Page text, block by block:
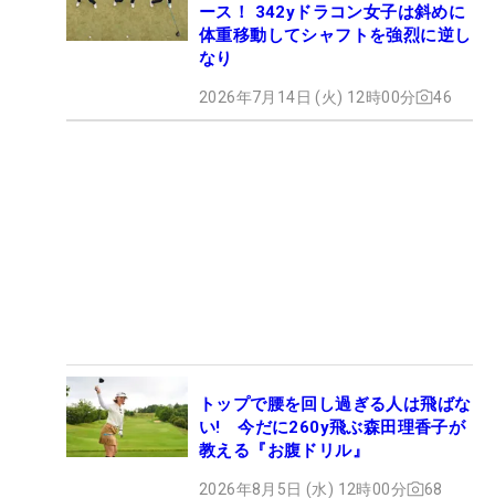
ース！ 342yドラコン女子は斜めに
体重移動してシャフトを強烈に逆し
なり
2026年7月14日 (火) 12時00分 46
トップで腰を回し過ぎる人は飛ばな
い! 今だに260y飛ぶ森田理香子が
教える『お腹ドリル』
2026年8月5日 (水) 12時00分 68